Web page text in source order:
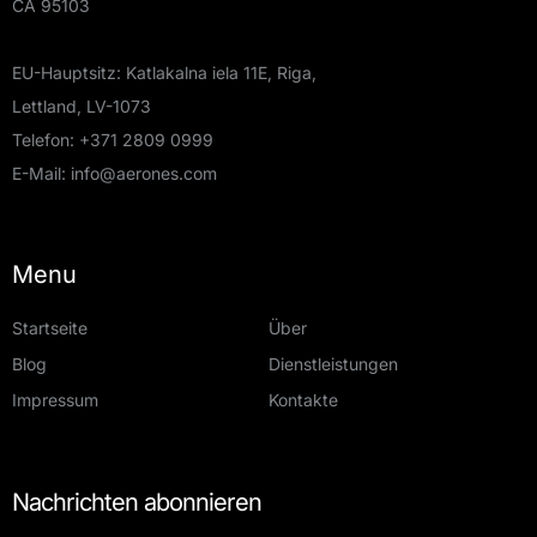
CA 95103
EU-Hauptsitz: Katlakalna iela 11E, Riga,
Lettland, LV-1073
Telefon: +371 2809 0999
E-Mail: info@aerones.com
Menu
Startseite
Über
Blog
Dienstleistungen
Impressum
Kontakte
Nachrichten abonnieren